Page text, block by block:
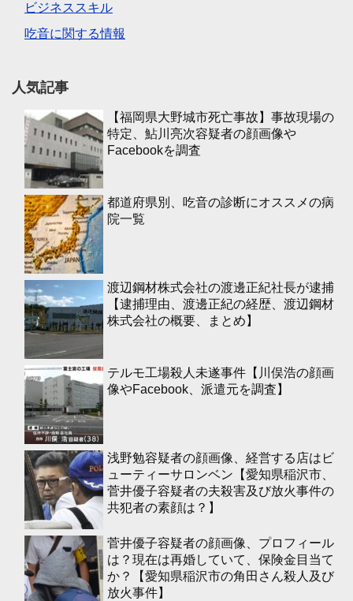
ビジネススキル
吃音に関する情報
人気記事
【福岡県大野城市死亡事故】事故現場の
特定、鮎川亮次容疑者の顔画像や
Facebookを調査
都道府県別、吃音の診断にオススメの病
院一覧
渡辺鋼材株式会社の渡邊正紀社長が逮捕
【逮捕理由、渡邊正紀の経歴、渡辺鋼材
株式会社の概要、まとめ】
テルモ工場殺人未遂事件【川俣浩の顔画
像やFacebook、派遣元を調査】
浅野勉容疑者の顔画像、経営する店はビ
ューティーサロンベン【愛知県稲沢市、
菅井優子容疑者の夫殺害及び放火事件の
共犯者の素顔は？】
菅井優子容疑者の顔画像、プロフィール
は？現在は再婚していて、保険金目当て
か？【愛知県稲沢市の角田さん殺人及び
放火事件】